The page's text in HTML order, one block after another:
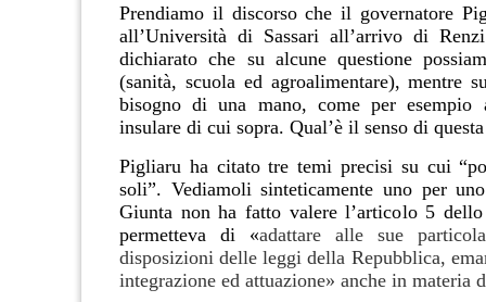
Prendiamo il discorso che il governatore
all’Università di Sassari all’arrivo di
dichiarato che su alcune questione
(sanità, scuola ed agroalimentare), mentre
bisogno di una mano, come per esempio
insulare di cui sopra. Qual’è il senso di
Pigliaru ha citato tre temi precisi su cui
soli”. Vediamoli sinteticamente uno per
Giunta non ha fatto valere l’articolo 5
permetteva di «adattare alle sue
disposizioni delle leggi della Repubblica,
integrazione ed attuazione» anche in materia